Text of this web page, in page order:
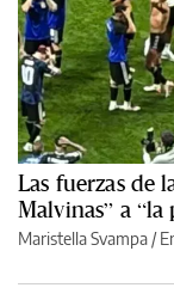
Las fuerzas de
Malvinas” a
Maristella Svampa /